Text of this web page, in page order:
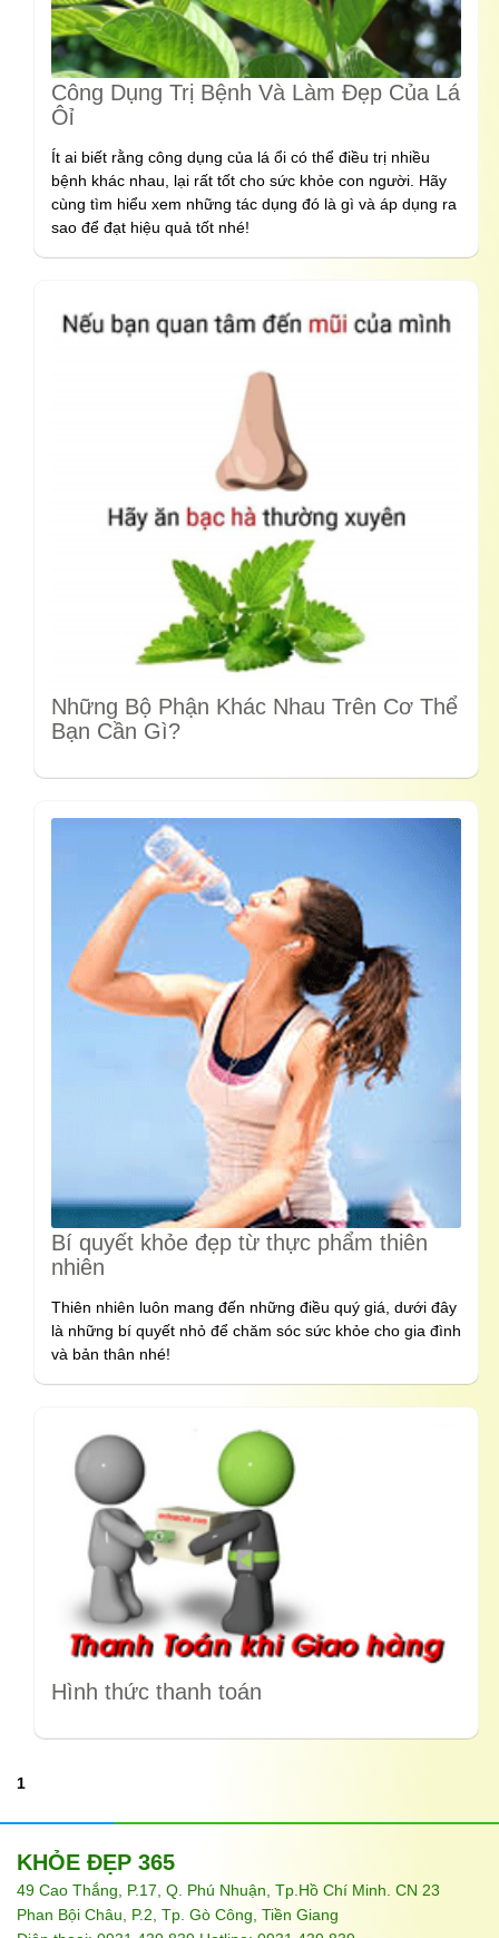
Công Dụng Trị Bệnh Và Làm Đẹp Của Lá
Ôỉ
Ít ai biết rằng công dụng của lá ổi có thể điều trị nhiều
bệnh khác nhau, lại rất tốt cho sức khỏe con người. Hãy
cùng tìm hiểu xem những tác dụng đó là gì và áp dụng ra
sao để đạt hiệu quả tốt nhé!
Những Bộ Phận Khác Nhau Trên Cơ Thể
Bạn Cần Gì?
Bí quyết khỏe đẹp từ thực phẩm thiên
nhiên
Thiên nhiên luôn mang đến những điều quý giá, dưới đây
là những bí quyết nhỏ để chăm sóc sức khỏe cho gia đình
và bản thân nhé!
Hình thức thanh toán
1
KHỎE ĐẸP 365
49 Cao Thắng, P.17, Q. Phú Nhuận, Tp.Hồ Chí Minh. CN 23
Phan Bội Châu, P.2, Tp. Gò Công, Tiền Giang